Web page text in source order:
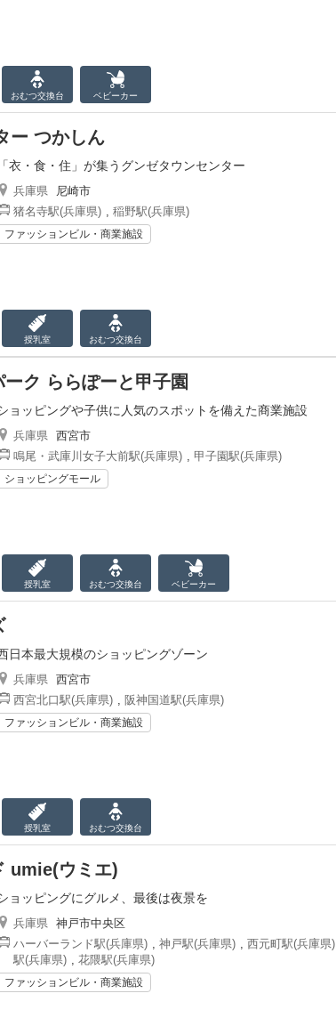
おむつ交換台 ベビーカー
ー つかしん
「衣・食・住」が集うグンゼタウンセンター
兵庫県
尼崎市
猪名寺駅(兵庫県) , 稲野駅(兵庫県)
ファッションビル・商業施設
授乳室 おむつ交換台
ク ららぽーと甲子園
ョッピングや子供に人気のスポットを備えた商業施設
兵庫県 西宮市
鳴尾・武庫川女子大前駅(兵庫県) , 甲子園駅(兵庫県)
ショッピングモール
授乳室 おむつ交換台 ベビーカー
日本最大規模のショッピングゾーン
兵庫県 西宮市
西宮北口駅(兵庫県) , 阪神国道駅(兵庫県)
ファッションビル・商業施設
授乳室 おむつ交換台
umie(ウミエ)
ョッピングにグルメ、最後は夜景を
兵庫県 神戸市中央区
ハーバーランド駅(兵庫県) , 神戸駅(兵庫県) , 西元町駅(兵庫県)
駅(兵庫県) , 花隈駅(兵庫県)
ファッションビル・商業施設